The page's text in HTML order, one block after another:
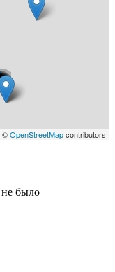
©OpenStreetMapcontributors
было